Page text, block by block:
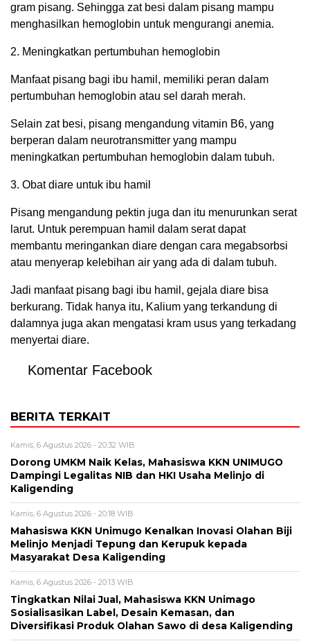
gram pisang. Sehingga zat besi dalam pisang mampu
menghasilkan hemoglobin untuk mengurangi anemia.
2. Meningkatkan pertumbuhan hemoglobin
Manfaat pisang bagi ibu hamil, memiliki peran dalam
pertumbuhan hemoglobin atau sel darah merah.
Selain zat besi, pisang mengandung vitamin B6, yang
berperan dalam neurotransmitter yang mampu
meningkatkan pertumbuhan hemoglobin dalam tubuh.
3. Obat diare untuk ibu hamil
Pisang mengandung pektin juga dan itu menurunkan serat
larut. Untuk perempuan hamil dalam serat dapat
membantu meringankan diare dengan cara megabsorbsi
atau menyerap kelebihan air yang ada di dalam tubuh.
Jadi manfaat pisang bagi ibu hamil, gejala diare bisa
berkurang. Tidak hanya itu, Kalium yang terkandung di
dalamnya juga akan mengatasi kram usus yang terkadang
menyertai diare.
Komentar Facebook
BERITA TERKAIT
Kamis, 6 Agustus 2026 - 20:32 WIB
Dorong UMKM Naik Kelas, Mahasiswa KKN UNIMUGO
Dampingi Legalitas NIB dan HKI Usaha Melinjo di
Kaligending
Kamis, 6 Agustus 2026 - 20:18 WIB
Mahasiswa KKN Unimugo Kenalkan Inovasi Olahan Biji
Melinjo Menjadi Tepung dan Kerupuk kepada
Masyarakat Desa Kaligending
Kamis, 6 Agustus 2026 - 20:13 WIB
Tingkatkan Nilai Jual, Mahasiswa KKN Unimago
Sosialisasikan Label, Desain Kemasan, dan
Diversifikasi Produk Olahan Sawo di desa Kaligending